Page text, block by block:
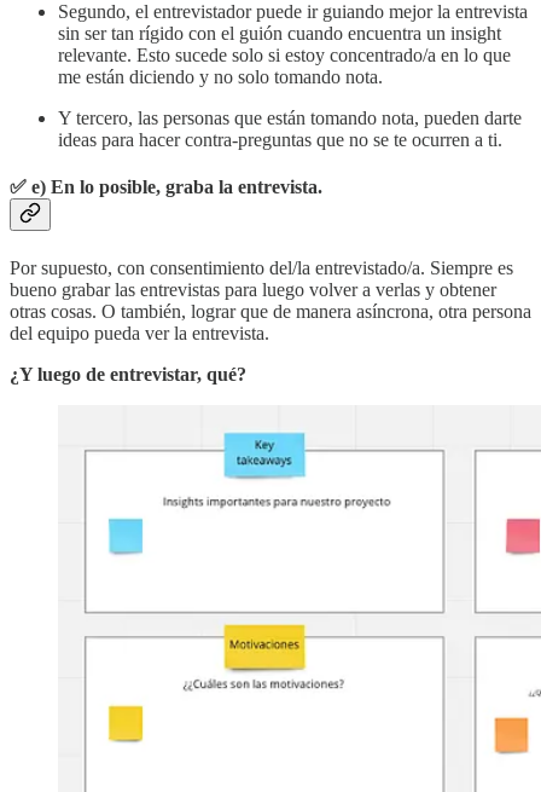
Segundo, el entrevistador puede ir guiando mejor la entrevista
sin ser tan rígido con el guión cuando encuentra un insight
relevante. Esto sucede solo si estoy concentrado/a en lo que
me están diciendo y no solo tomando nota.
Y tercero, las personas que están tomando nota, pueden darte
ideas para hacer contra-preguntas que no se te ocurren a ti.
✅ e) En lo posible, graba la entrevista.
Por supuesto, con consentimiento del/la entrevistado/a. Siempre es
bueno grabar las entrevistas para luego volver a verlas y obtener
otras cosas. O también, lograr que de manera asíncrona, otra persona
del equipo pueda ver la entrevista.
¿Y luego de entrevistar, qué?